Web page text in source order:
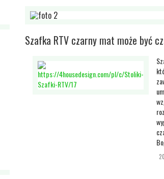
Szafka RTV czarny mat może być